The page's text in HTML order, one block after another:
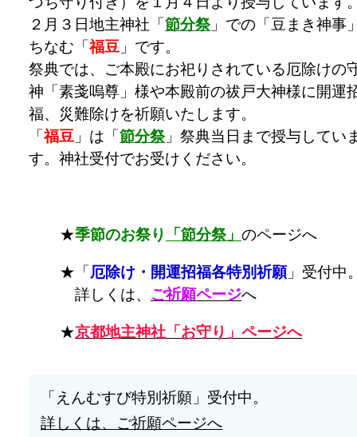
２月３日地主神社「節分祭」での「豆まき神事
ちなむ「福豆 」です。
祭典では、ご本殿にお祀りされている厄除けの
神「素戔嗚尊」様や本殿前の祓戸大神様に開運
福、災難除けを祈願いたします。
「福豆 」は「節分祭」祭典当日まで授与してい
す。神社受付でお受けください。
★季節のお祭り 「節分祭」のページへ
★「厄除け・開運招福各特別祈願」受付中
詳しくは、 ご祈願ページへ
★京都地主神社「お守り」ページへ
「えんむすび特別祈願」受付中。
詳しくは、ご祈願ページへ